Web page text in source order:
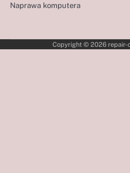
Naprawa komputera
Copyright © 2026 repair-